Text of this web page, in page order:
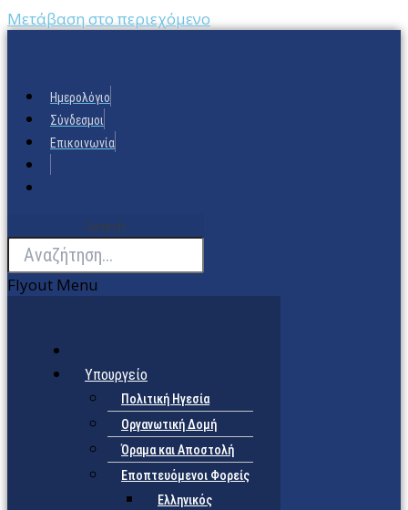
Μετάβαση στο περιεχόμενο
Ημερολόγιο
Σύνδεσμοι
Επικοινωνία
Search
Flyout Menu
Υπουργείο
Πολιτική Ηγεσία
Οργανωτική Δομή
Όραμα και Αποστολή
Εποπτευόμενοι Φορείς
Eλληνικός